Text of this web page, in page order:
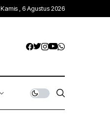
Kamis , 6 Agustus 2026